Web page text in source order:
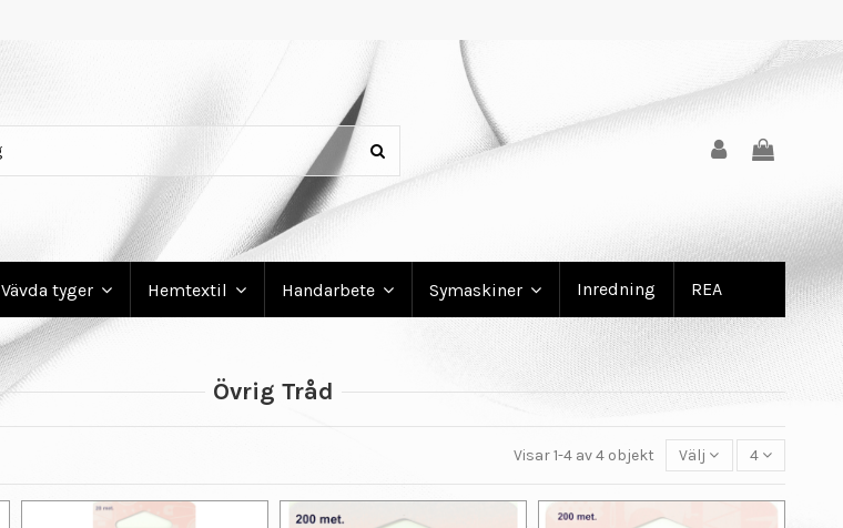
Vävda tyger Hemtextil Handarbete Symaskiner Inredning REA
Övrig Tråd
Visar 1-4 av 4 objekt Välj 4